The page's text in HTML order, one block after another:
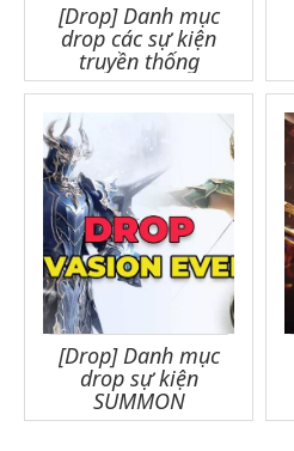
[Drop] Danh mục
drop các sự kiện
truyền thống
[Drop] Danh mục
drop sự kiện
SUMMON